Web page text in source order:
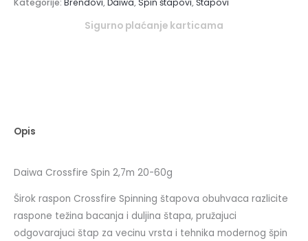
Kategorije: Brendovi,Daiwa,Spin štapovi,Štapovi
Sigurno plaćanje karticama
Opis
Daiwa Crossfire Spin 2,7m 20-60g
Širok raspon Crossfire Spinning štapova obuhvaca razlicite
raspone težina bacanja i duljina štapa, pružajuci
odgovarajuci štap za vecinu vrsta i tehnika modernog špin